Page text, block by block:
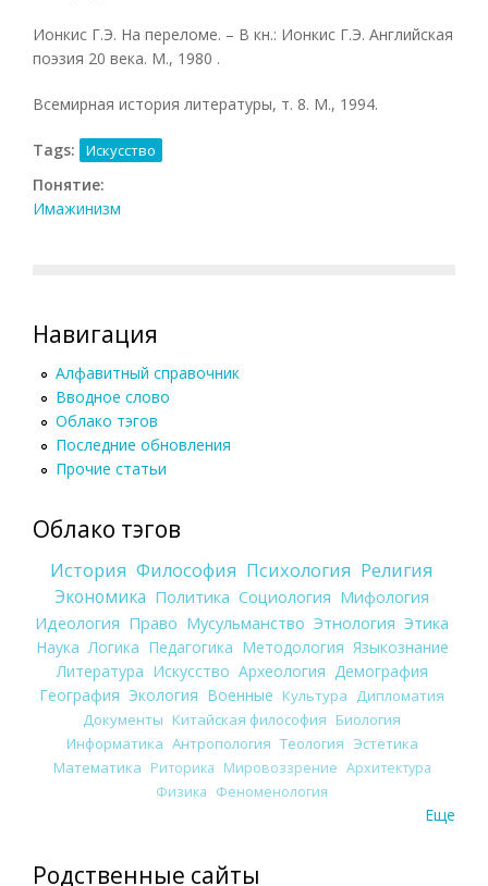
Ионкис Г.Э. На переломе. – В кн.: Ионкис Г.Э. Английская
поэзия 20 века. М., 1980 .
Всемирная история литературы, т. 8. М., 1994.
Tags: Искусство
Понятие:
Имажинизм
Навигация
Алфавитный справочник
Вводное слово
Облако тэгов
Последние обновления
Прочие статьи
Облако тэгов
История Философия Психология Религия
Экономика Политика Социология Мифология
Идеология Право Мусульманство Этнология Этика
Наука Логика Педагогика Методология Языкознание
Литература Искусство Археология Демография
География Экология Военные Культура
Дипломатия
Документы Китайская философия Биология
Информатика Антропология Теология Эстетика
Математика Риторика Мировоззрение Архитектура
Физика Феноменология
Еще
Родственные сайты